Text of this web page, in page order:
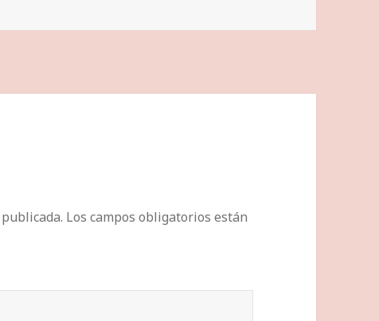
Los campos obligatorios están